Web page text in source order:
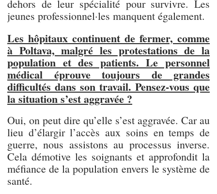
dehors de leur spécialité pour survivre. Les
jeunes professionnel·les manquent également.
Les hôpitaux continuent de fermer, comme
à Poltava, malgré les protestations de la
population et des patients. Le personnel
médical éprouve toujours de grandes
difficultés dans son travail. Pensez-vous que
la situation s’est aggravée ?
Oui, on peut dire qu’elle s’est aggravée. Car au
lieu d’élargir l’accès aux soins en temps de
guerre, nous assistons au processus inverse.
Cela démotive les soignants et approfondit la
méfiance de la population envers le système de
santé.